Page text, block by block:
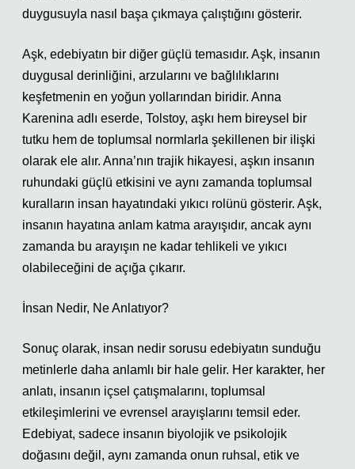
duygusuyla nasıl başa çıkmaya çalıştığını gösterir.
Aşk, edebiyatın bir diğer güçlü temasıdır. Aşk, insanın
duygusal derinliğini, arzularını ve bağlılıklarını
keşfetmenin en yoğun yollarından biridir. Anna
Karenina adlı eserde, Tolstoy, aşkı hem bireysel bir
tutku hem de toplumsal normlarla şekillenen bir ilişki
olarak ele alır. Anna’nın trajik hikayesi, aşkın insanın
ruhundaki güçlü etkisini ve aynı zamanda toplumsal
kuralların insan hayatındaki yıkıcı rolünü gösterir. Aşk,
insanın hayatına anlam katma arayışıdır, ancak aynı
zamanda bu arayışın ne kadar tehlikeli ve yıkıcı
olabileceğini de açığa çıkarır.
İnsan Nedir, Ne Anlatıyor?
Sonuç olarak, insan nedir sorusu edebiyatın sunduğu
metinlerle daha anlamlı bir hale gelir. Her karakter, her
anlatı, insanın içsel çatışmalarını, toplumsal
etkileşimlerini ve evrensel arayışlarını temsil eder.
Edebiyat, sadece insanın biyolojik ve psikolojik
doğasını değil, aynı zamanda onun ruhsal, etik ve